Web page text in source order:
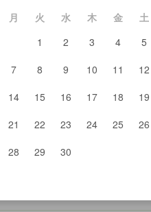
月 火 水 木 金 土
1
2 3 4 5
7
8 9 10 11 12
14
15 16 17 18 19
21
22 23 24 25 26
28
29 30